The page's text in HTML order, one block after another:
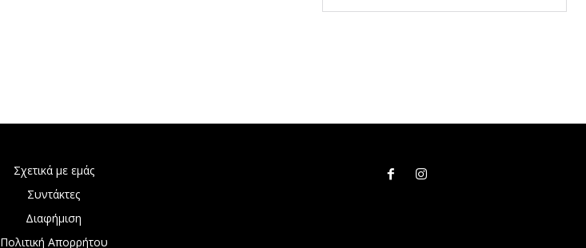
Σχετικά με εμάς
Συντάκτες
Διαφήμιση
Πολιτική Απορρήτου